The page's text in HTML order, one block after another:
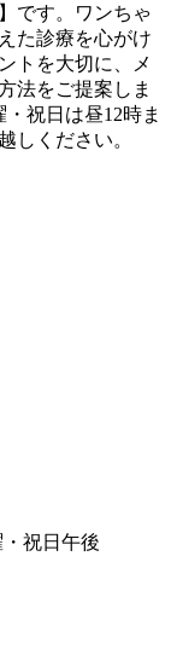
です。ワンちゃ
た診療を心がけ
トを大切に、メ
法をご提案しま
祝日は昼12時ま
しください。
祝日午後